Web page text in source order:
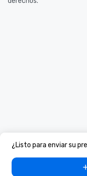
¿Listo para enviar su